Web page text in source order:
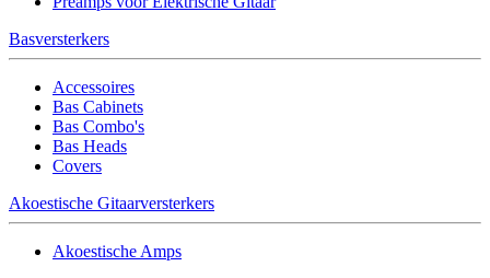
Basversterkers
Accessoires
Bas Cabinets
Bas Combo's
Bas Heads
Covers
Akoestische Gitaarversterkers
Akoestische Amps